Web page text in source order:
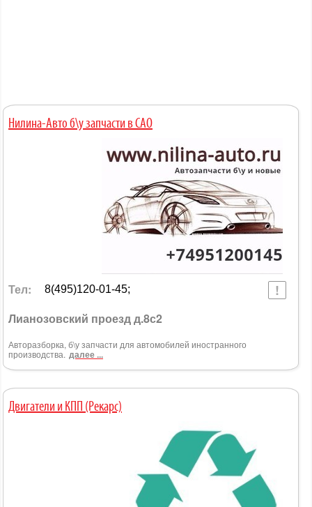
Нилина-Авто б\у запчасти в САО
Тел: 8(495)120-01-45;
Лианозовский проезд д.8с2
Авторазборка, б\у запчасти для автомобилей иностранного
производства. далее ...
Двигатели и КПП (Рекарс)